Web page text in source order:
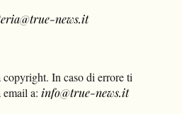
news.it
In caso di errore ti
a: info@true-news.it